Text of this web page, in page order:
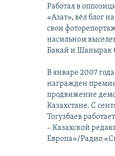
Работал в
«Азат», вёл блог
свои
насильном
Бакай и Шанырак
В январе 2007
награжден
продвижение
Казахстане. С
Тогузбаев
– Казахской
Европа»/Радио